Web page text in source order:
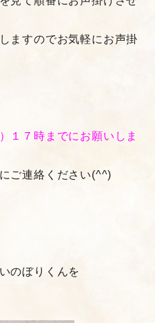
ますのでお気軽にお声掛
１７時までにお願いしま
ご連絡ください(^^)
のぼりくんを